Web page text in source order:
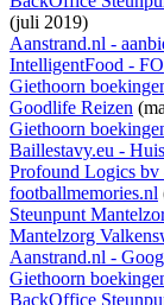
(juli 2019)
Aanstrand.nl -
IntelligentFood - FO
Giethoorn
Goodlife Reizen
Giethoorn
Baillestavy.eu -
Profound Logics bv
footballmemories.nl
Steunpunt
Mantelzorg
Aanstrand.nl -
Giethoorn
BackOffice